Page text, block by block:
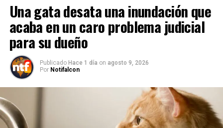
Una gata desata una inundación que
acaba en un caro problema judicial
para su dueño
Publicado Hace 1 día on agosto 9, 2026
Por Notifalcon